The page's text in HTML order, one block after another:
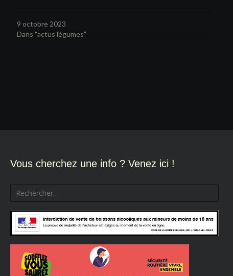
9 octobre 2023
Dans "actus légumes"
de
l’article
Vous cherchez une info ? Venez ici !
Rechercher :